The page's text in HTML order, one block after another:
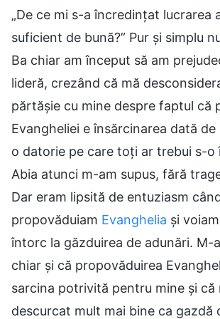
„De ce mi s-a încredințat lucrarea
suficient de bună?” Pur și simplu
Ba chiar am început să am
lideră, crezând că mă
părtășie cu mine despre faptul că
Evangheliei e însărcinarea dată de
o datorie pe care toți ar trebui s-o
Abia atunci m-am supus, fără
Dar eram lipsită de entuziasm
propovăduiam Evanghelia și
întorc la găzduirea de adunări. M-
chiar și că propovăduirea
sarcina potrivită pentru mine și că
descurcat mult mai bine ca gazdă